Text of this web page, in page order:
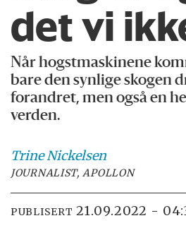
det vi
Når hogstmaskinene
bare den synlige skogen
forandret, men også en
verden.
TrineNickelsen
JOURNALIST, APOLLON
PUBLISERT 21.09.2022 -